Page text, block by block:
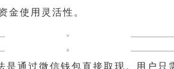
金使用灵活性。
通过微信钱包直接取现。用户只